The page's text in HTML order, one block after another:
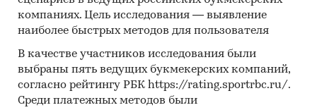
компаниях. Цель исследования — выявление
наиболее быстрых методов для пользователя
В качестве участников исследования были
выбраны пять ведущих букмекерских компаний,
согласно рейтингу РБК https://rating.sportrbc.ru/.
Среди платежных методов были